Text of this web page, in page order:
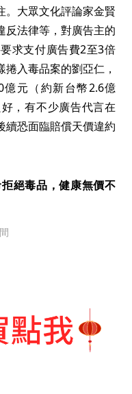
。大眾文化評論家金賢
反法律等，對廣告主的
求支付廣告費2至3倍
入毒品案的劉亞仁，
元（約新台幣2.6億
，有不少廣告代言在
續恐面臨賠償天價違約
絕毒品，健康無價不